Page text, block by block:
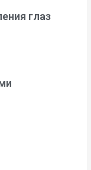
глаз